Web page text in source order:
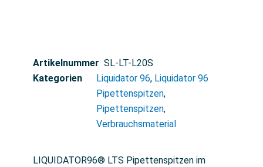
Artikelnummer SL-LT-L20S
Kategorien
Liquidator 96, Liquidator 96
Pipettenspitzen,
Pipettenspitzen,
Verbrauchsmaterial
LIQUIDATOR96® LTS Pipettenspitzen im